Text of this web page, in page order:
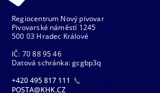
Regiocentrum Nový pivovar
Pivovarské náměstí 1245
500 03 Hradec Králové
IČ: 70 88 95 46
Datová schránka: gcgbp3q
+420 495 817 111
POSTA@KHK.CZ